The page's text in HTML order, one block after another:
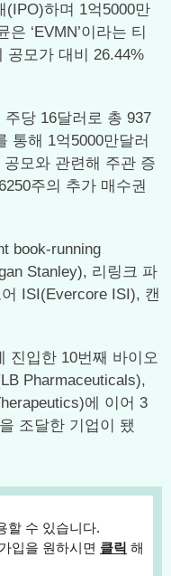
(IPO)하며 1억5000만
‘EVMN’이라는 티
공모가 대비 26.44%
당 16달러로 총 937
통해 1억5000만달러
모와 관련해 주관 증
주의 추가 매수권
book-running
Stanley), 리링크 파
ISI(Evercore ISI), 캔
진입한 10번째 바이오
Pharmaceuticals),
에 이어 3
조달한 기업이 됐
할 수 있습니다.
입을 원하시면 클릭 해